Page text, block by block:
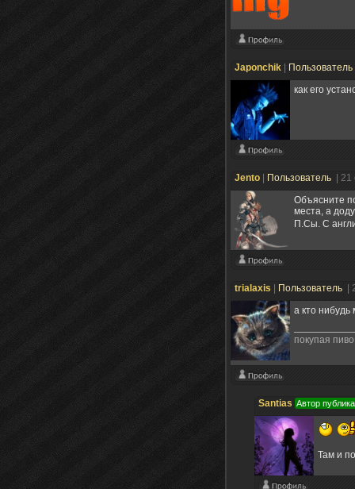
Japonchik
Пользователь
как его
Jento Пользователь
|
Объясните
места, а
П.Сы. С
trialaxis Пользователь
|
а кто нибудь
покупая
Santias Автор
Там и